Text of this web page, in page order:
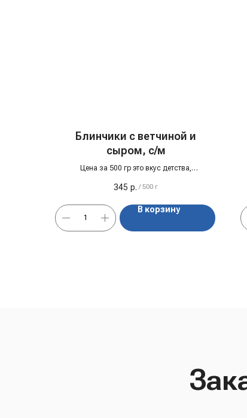
Блинчики с ветчиной и
сыром, с/м
Цена за 500 гр это вкус детства,
жизни
345 р. / 500 г
В корзину